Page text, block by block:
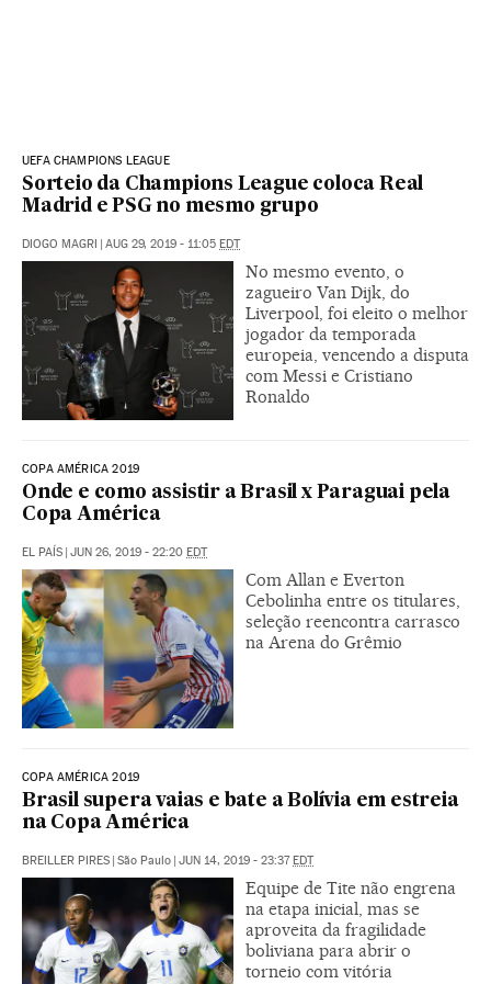
UEFA CHAMPIONS LEAGUE
Sorteio da Champions League coloca Real
Madrid e PSG no mesmo grupo
DIOGO MAGRI AUG 29, 2019 - 11:05 EDT
No mesmo evento, o
zagueiro Van Dijk, do
Liverpool, foi eleito o melhor
jogador da temporada
europeia, vencendo a disputa
com Messi e Cristiano
Ronaldo
COPA AMÉRICA 2019
Onde e como assistir a Brasil x Paraguai pela
Copa América
EL PAÍS JUN 26, 2019 - 22:20 EDT
Com Allan e Everton
Cebolinha entre os titulares,
seleção reencontra carrasco
na Arena do Grêmio
COPA AMÉRICA 2019
Brasil supera vaias e bate a Bolívia em estreia
na Copa América
BREILLER PIRES São Paulo JUN 14, 2019 - 23:37 EDT
Equipe de Tite não engrena
na etapa inicial, mas se
aproveita da fragilidade
boliviana para abrir o
torneio com vitória